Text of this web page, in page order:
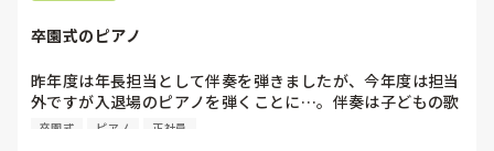
まして家族にまで仕事の影響が出てしまっていることは、おか
今は多くの保育園幼稚園こども園で働き方が見直され、残業は
つけるし、持ち帰りはしない、になっていっています。
疑問に感じている人、みんなで、声をあげよう。調べよう。
卒園式のピアノ
昨年度は年長担当として伴奏を弾きましたが、今年度は担当
外ですが入退場のピアノを弾くことに…。伴奏は子どもの歌
があるのでなんとかなりましたが、今年度はピアノソロなの
卒園式 ピアノ 正社員